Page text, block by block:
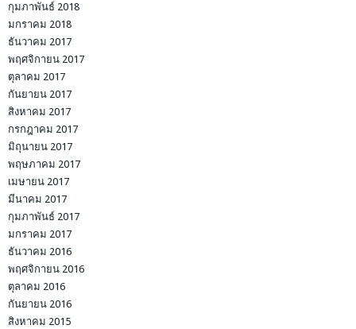
กุมภาพันธ์ 2018
มกราคม 2018
ธันวาคม 2017
พฤศจิกายน 2017
ตุลาคม 2017
กันยายน 2017
สิงหาคม 2017
กรกฎาคม 2017
มิถุนายน 2017
พฤษภาคม 2017
เมษายน 2017
มีนาคม 2017
กุมภาพันธ์ 2017
มกราคม 2017
ธันวาคม 2016
พฤศจิกายน 2016
ตุลาคม 2016
กันยายน 2016
สิงหาคม 2015